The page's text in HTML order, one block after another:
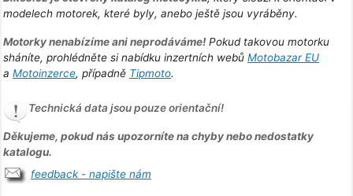
modelech motorek, které byly, anebo ještě jsou vyráběny.
Motorky nenabízíme ani neprodáváme!Pokud takovou motorku
sháníte, prohlédněte si nabídku inzertních webů Motobazar EU
a Motoinzerce, případně Tipmoto.
Technická data jsou pouze orientační!
Děkujeme, pokud nás upozorníte na chyby nebo nedostatky
katalogu.
feedback - napište nám